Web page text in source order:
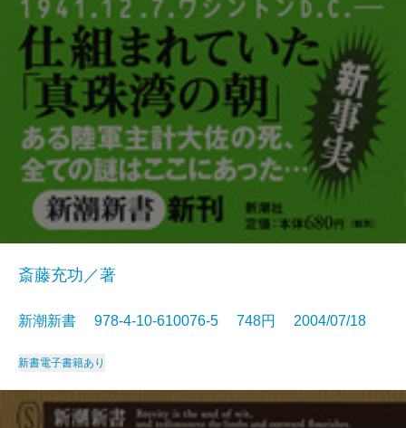
斎藤充功／著
新潮新書 978-4-10-610076-5 748円 2004/07/18
新書電子書籍あり